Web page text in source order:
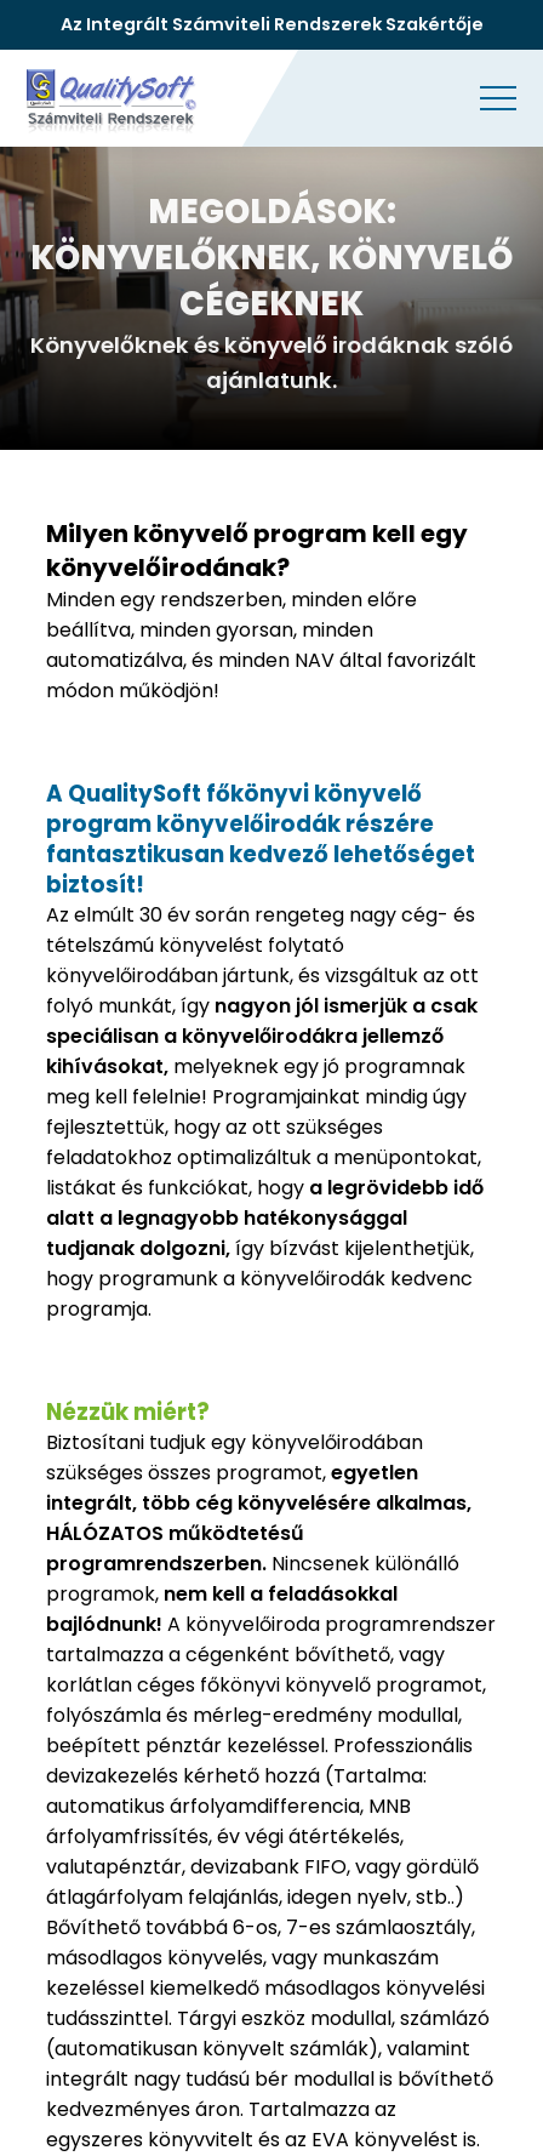
Az Integrált Számviteli Rendszerek Szakértője
MEGOLDÁSOK:
KÖNYVELŐKNEK, KÖNYVELŐ
CÉGEKNEK
Könyvelőknek és könyvelő irodáknak szóló
ajánlatunk.
Milyen könyvelő program kell egy
könyvelőirodának?
Minden egy rendszerben, minden előre
beállítva, minden gyorsan, minden
automatizálva, és minden NAV által favorizált
módon működjön!
A QualitySoft főkönyvi könyvelő
program könyvelőirodák részére
fantasztikusan kedvező lehetőséget
biztosít!
Az elmúlt 30 év során rengeteg nagy cég- és
tételszámú könyvelést folytató
könyvelőirodában jártunk, és vizsgáltuk az ott
folyó munkát, így nagyon jól ismerjük a csak
speciálisan a könyvelőirodákra jellemző
kihívásokat, melyeknek egy jó programnak
meg kell felelnie! Programjainkat mindig úgy
fejlesztettük, hogy az ott szükséges
feladatokhoz optimalizáltuk a menüpontokat,
listákat és funkciókat, hogy a legrövidebb idő
alatt a legnagyobb hatékonysággal
tudjanak dolgozni,így bízvást kijelenthetjük,
hogy programunk a könyvelőirodák kedvenc
programja.
Nézzük miért?
Biztosítani tudjuk egy könyvelőirodában
szükséges összes programot,egyetlen
integrált, több cég könyvelésére alkalmas,
HÁLÓZATOS működtetésű
programrendszerben. Nincsenek különálló
programok, nem kell a feladásokkal
bajlódnunk!A könyvelőiroda programrendszer
tartalmazza a cégenként bővíthető, vagy
korlátlan céges főkönyvi könyvelő programot,
folyószámla és mérleg-eredmény modullal,
beépített pénztár kezeléssel. Professzionális
devizakezelés kérhető hozzá (Tartalma:
automatikus árfolyamdifferencia, MNB
árfolyamfrissítés, év végi átértékelés,
valutapénztár, devizabank FIFO, vagy gördülő
átlagárfolyam felajánlás, idegen nyelv, stb..)
Bővíthető továbbá 6-os, 7-es számlaosztály,
másodlagos könyvelés, vagy munkaszám
kezeléssel kiemelkedő másodlagos könyvelési
tudásszinttel. Tárgyi eszköz modullal, számlázó
(automatikusan könyvelt számlák), valamint
integrált nagy tudású bér modullal is bővíthető
kedvezményes áron. Tartalmazza az
egyszeres könyvvitelt és az EVA könyvelést is.